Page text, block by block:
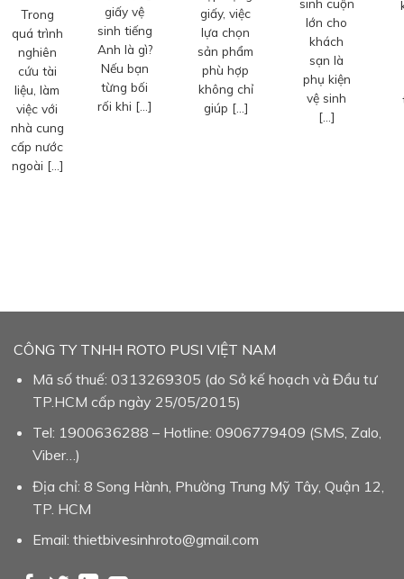
Trong
quá trình
nghiên
cứu tài
liệu, làm
việc với
nhà cung
cấp nước
ngoài […]
giấy vệ
sinh tiếng
Anh là gì?
Nếu bạn
từng bối
rối khi […]
giấy, việc
lựa chọn
sản phẩm
phù hợp
không chỉ
giúp […]
sinh cuộn
lớn cho
khách
sạn là
phụ kiện
vệ sinh
[…]
CÔNG TY TNHH ROTO PUSI VIỆT NAM
Mã số thuế: 0313269305 (do Sở kế hoạch và Đầu tư
TP.HCM cấp ngày 25/05/2015)
Tel: 1900636288 – Hotline: 0906779409 (SMS, Zalo,
Viber…)
Địa chỉ: 8 Song Hành, Phường Trung Mỹ Tây, Quận 12,
TP. HCM
Email: thietbivesinhroto@gmail.com